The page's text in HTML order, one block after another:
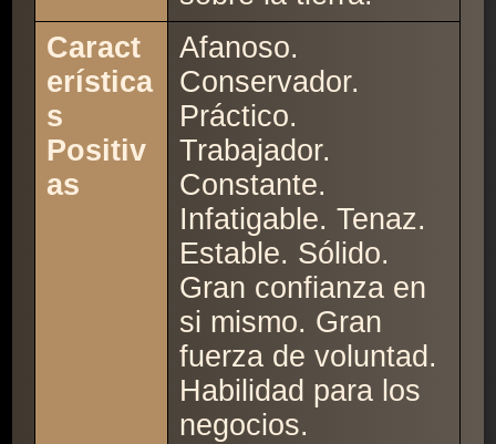
Caract
erística
s
Positiv
as
Afanoso.
Conservador.
Práctico.
Trabajador.
Constante.
Infatigable. Tenaz.
Estable. Sólido.
Gran confianza en
si mismo. Gran
fuerza de voluntad.
Habilidad para los
negocios.